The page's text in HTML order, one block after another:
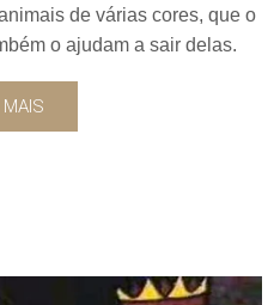
de várias cores, que o
o ajudam a sair delas.
MAIS